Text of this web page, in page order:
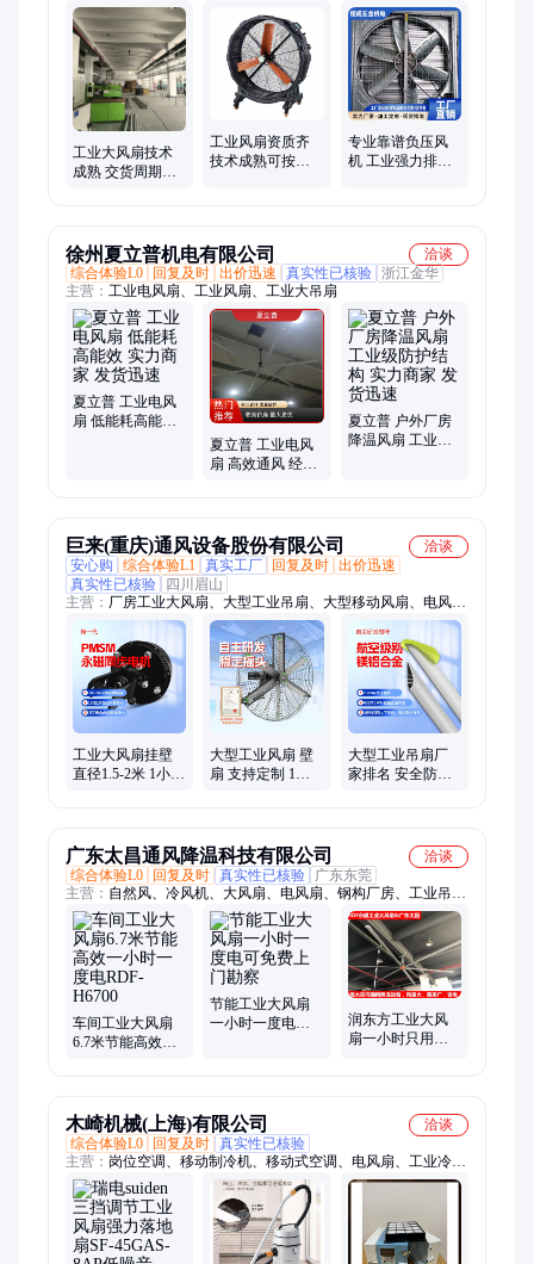
保空调、负压风机、防爆风机、移动水空调、工业大风扇、组合
试空调、玻璃钢风机、不锈钢水空调、活性炭处理设备、活性炭
过滤装置
工业大风扇技术
成熟 交货周期短
工业风扇资质齐
技术成熟可按需
专业靠谱负压风
机 工业强力排风
徐州夏立普机电有限公司
洽谈
综合体验L0
回复及时 出价迅速 真实性已核验 浙江金华
主营： 工业电风扇、工业风扇、工业大吊扇
夏立普 工业电风
扇 低能耗高能效
夏立普 工业电风
扇 高效通风 经久
夏立普 户外厂房
降温风扇 工业级
巨来(重庆)通风设备股份有限公司
洽谈
安心购
综合体验L1 真实工厂 回复及时 出价迅速
真实性已核验
四川眉山
主营： 厂房工业大风扇、大型工业吊扇、大型移动风扇、电风
扇、大型壁挂风扇、大型立柱风扇、防爆大风扇
工业大风扇挂壁
直径1.5-2米 1小时
大型工业风扇 壁
扇 支持定制 1小
大型工业吊扇厂
家排名 安全防爆
广东太昌通风降温科技有限公司
洽谈
综合体验L0
回复及时 真实性已核验
广东东莞
主营： 自然风、冷风机、大风扇、电风扇、钢构厂房、工业吊
扇、空调机组、水冷空调、工业风扇、环保空调、通风设备、高
大厂房、工业空调、车间厂房、环保水空调、降温钢结构、钢结
构厂房、通风降温设备、工业节能风扇、智能控制系统、厂房降
温设备、厂房降温通风、车间通风降温、环保的高温工厂、物联
网控制系统
车间工业大风扇
6.7米节能高效一
节能工业大风扇
一小时一度电可
润东方工业大风
扇一小时只用一
木崎机械(上海)有限公司
洽谈
综合体验L0
回复及时 真实性已核验
主营： 岗位空调、移动制冷机、移动式空调、电风扇、工业冷风
机、移动冷气机、工业移动空调、chiko集尘机